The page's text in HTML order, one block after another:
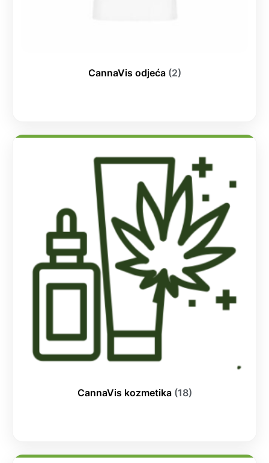
CannaVis odjeća (2)
CannaVis kozmetika (18)